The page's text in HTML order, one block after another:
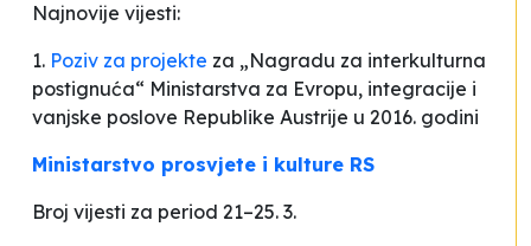
Najnovije vijesti:
1. Poziv za projekte za „Nagradu za interkulturna
postignuća“ Ministarstva za Evropu, integracije i
vanjske poslove Republike Austrije u 2016. godini
Ministarstvo prosvjete i kulture RS
Broj vijesti za period 21–25. 3.